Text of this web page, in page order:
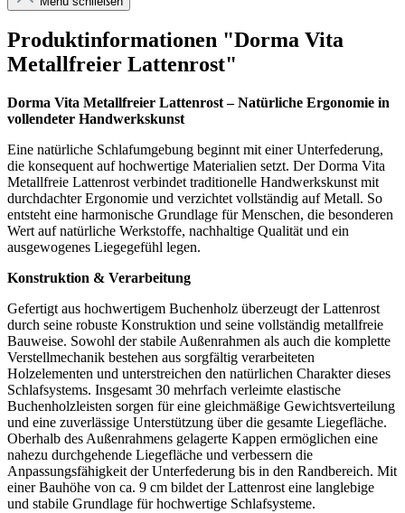
Produktinformationen "Dorma Vita
Metallfreier Lattenrost"
Dorma Vita Metallfreier Lattenrost – Natürliche Ergonomie in
vollendeter Handwerkskunst
Eine natürliche Schlafumgebung beginnt mit einer Unterfederung,
die konsequent auf hochwertige Materialien setzt. Der Dorma Vita
Metallfreie Lattenrost verbindet traditionelle Handwerkskunst mit
durchdachter Ergonomie und verzichtet vollständig auf Metall. So
entsteht eine harmonische Grundlage für Menschen, die besonderen
Wert auf natürliche Werkstoffe, nachhaltige Qualität und ein
ausgewogenes Liegegefühl legen.
Konstruktion & Verarbeitung
Gefertigt aus hochwertigem Buchenholz überzeugt der Lattenrost
durch seine robuste Konstruktion und seine vollständig metallfreie
Bauweise. Sowohl der stabile Außenrahmen als auch die komplette
Verstellmechanik bestehen aus sorgfältig verarbeiteten
Holzelementen und unterstreichen den natürlichen Charakter dieses
Schlafsystems. Insgesamt 30 mehrfach verleimte elastische
Buchenholzleisten sorgen für eine gleichmäßige Gewichtsverteilung
und eine zuverlässige Unterstützung über die gesamte Liegefläche.
Oberhalb des Außenrahmens gelagerte Kappen ermöglichen eine
nahezu durchgehende Liegefläche und verbessern die
Anpassungsfähigkeit der Unterfederung bis in den Randbereich. Mit
einer Bauhöhe von ca. 9 cm bildet der Lattenrost eine langlebige
und stabile Grundlage für hochwertige Schlafsysteme.